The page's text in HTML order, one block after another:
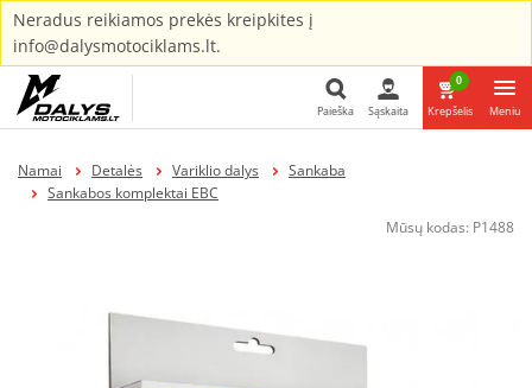
Neradus reikiamos prekės kreipkites į
info@dalysmotociklams.lt.
Paieška Sąskaita
0
Krepšelis Meniu
Namai Detalės Variklio dalys
Sankaba
Sankabos komplektai EBC
Mūsų kodas: P1488